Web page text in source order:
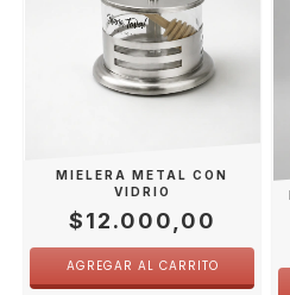
MIELERA METAL CON
VIDRIO
$12.000,00